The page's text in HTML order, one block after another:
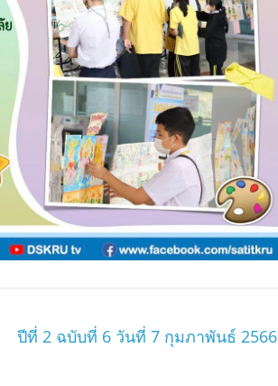
ปีที่ 2 ฉบับที่ 6 วันที่ 7 กุมภาพันธ์ 2566